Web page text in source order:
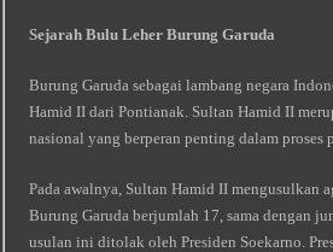
Sejarah Bulu Leher Burung Garuda
Burung Garuda sebagai lambang negara
Hamid II dari Pontianak. Sultan Hamid II
nasional yang berperan penting dalam proses
Pada awalnya, Sultan Hamid II mengusulkan
Burung Garuda berjumlah 17, sama dengan
usulan ini ditolak oleh Presiden Soekarno.